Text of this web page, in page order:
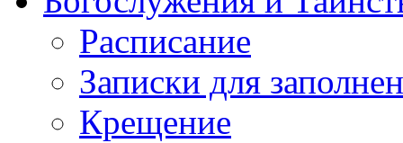
Расписание
Записки для
Крещение